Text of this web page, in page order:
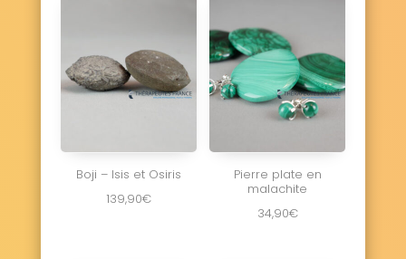
Boji – Isis et Osiris
139,90€
Pierre plate en
malachite
34,90€